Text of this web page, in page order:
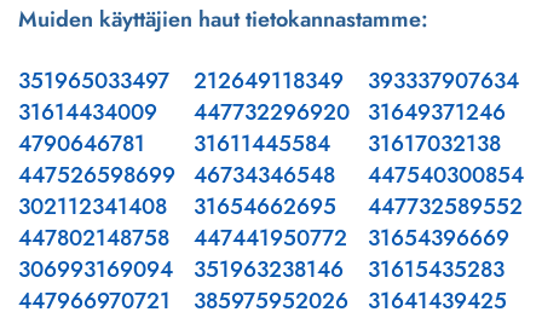
Muiden käyttäjien haut tietokannastamme:
351965033497
31614434009
4790646781
447526598699
302112341408
447802148758
306993169094
447966970721
212649118349
447732296920
31611445584
46734346548
31654662695
447441950772
351963238146
385975952026
393337907634
31649371246
31617032138
447540300854
447732589552
31654396669
31615435283
31641439425